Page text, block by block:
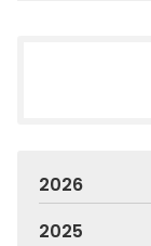
2026
2025